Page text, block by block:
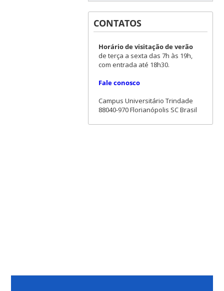
CONTATOS
Horário de visitação de verão
de terça a sexta das 7h às 19h,
com entrada até 18h30.
Fale conosco
Campus Universitário Trindade
88040-970 Florianópolis SC Brasil